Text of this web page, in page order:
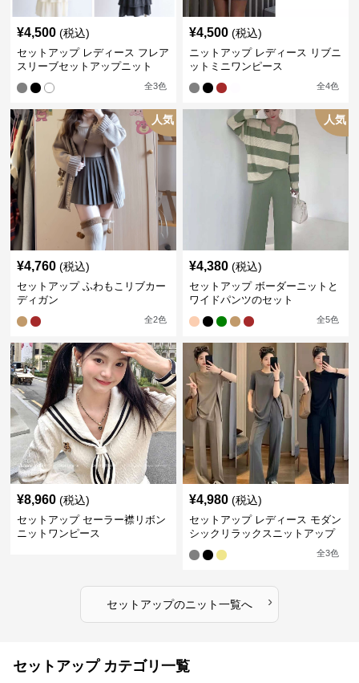
¥4,500 (税込)
セットアップ レディース フレア
スリーブセットアップニット
全3色
¥4,500 (税込)
ニットアップ レディース リブニ
ットミニワンピース
全4色
人気
¥4,760 (税込)
セットアップ ふわもこリブカー
ディガン
全2色
人気
¥4,380 (税込)
セットアップ ボーダーニットと
ワイドパンツのセット
全5色
¥8,960 (税込)
セットアップ セーラー襟リボン
ニットワンピース
¥4,980 (税込)
セットアップ レディース モダン
シックリラックスニットアップ
全3色
セットアップのニット一覧へ ›
セットアップ カテゴリ一覧